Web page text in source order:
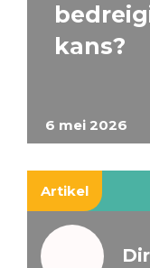
6 mei 2026
kans?
Artikel